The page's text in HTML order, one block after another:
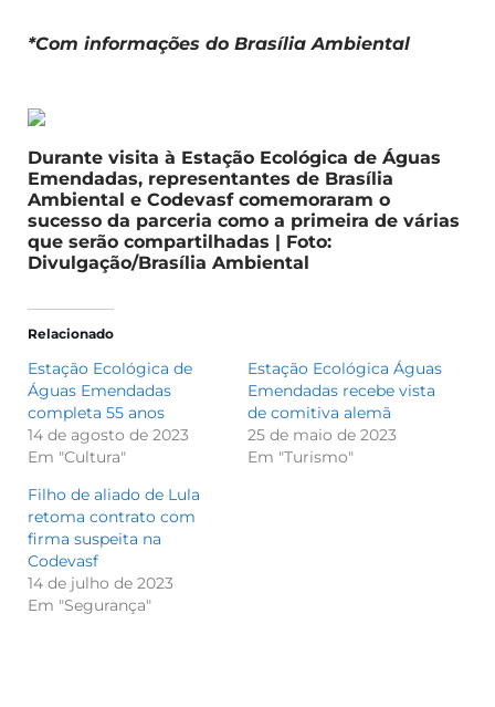
*Com informações do Brasília Ambiental
Durante visita à Estação Ecológica de Águas
Emendadas, representantes de Brasília
Ambiental e Codevasf comemoraram o
sucesso da parceria como a primeira de várias
que serão compartilhadas | Foto:
Divulgação/Brasília Ambiental
Relacionado
Estação Ecológica de
Águas Emendadas
completa 55 anos
14 de agosto de 2023
Em "Cultura"
Estação Ecológica Águas
Emendadas recebe vista
de comitiva alemã
25 de maio de 2023
Em "Turismo"
Filho de aliado de Lula
retoma contrato com
firma suspeita na
Codevasf
14 de julho de 2023
Em "Segurança"